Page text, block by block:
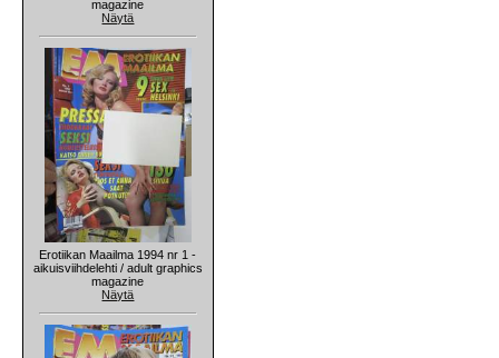
magazine
Näytä
Erotiikan Maailma 1994 nr 1 -
aikuisviihdelehti / adult graphics
magazine
Näytä